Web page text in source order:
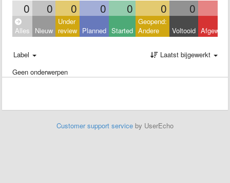
0 0 0 0 0 0 0
Alles Nieuw
Under
review Planned Started
Geopend:
Andere
Voltooid
Label
Laatst bijgewerkt
Geen onderwerpen
Customer support service by UserEcho